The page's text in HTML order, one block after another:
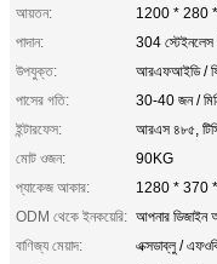
আয়তন:
1200 * 280 *
পাদান:
304 স্টেইনলেস
উপযুক্ত:
আরএফআইডি /
পাসের গতি:
30-40 জন /
ইন্টারফেস:
আরএস ৪৮৫,
মোট ওজন:
90KG
প্যাকেজ আকার:
1280 * 370 *
ODM থেকে ইনকয়েরি: আপনার ডিজাইন
বাণিজ্য মেয়াদ:
এক্সডাব্লু /